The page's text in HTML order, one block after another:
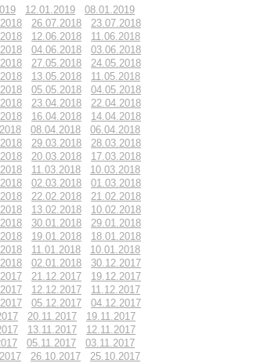
12.01.2019
08.01.2019
26.07.2018
23.07.2018
12.06.2018
11.06.2018
04.06.2018
03.06.2018
27.05.2018
24.05.2018
13.05.2018
11.05.2018
05.05.2018
04.05.2018
23.04.2018
22.04.2018
16.04.2018
14.04.2018
08.04.2018
06.04.2018
29.03.2018
28.03.2018
20.03.2018
17.03.2018
11.03.2018
10.03.2018
02.03.2018
01.03.2018
22.02.2018
21.02.2018
13.02.2018
10.02.2018
30.01.2018
29.01.2018
19.01.2018
18.01.2018
11.01.2018
10.01.2018
02.01.2018
30.12.2017
21.12.2017
19.12.2017
12.12.2017
11.12.2017
05.12.2017
04.12.2017
20.11.2017
19.11.2017
13.11.2017
12.11.2017
05.11.2017
03.11.2017
26.10.2017
25.10.2017